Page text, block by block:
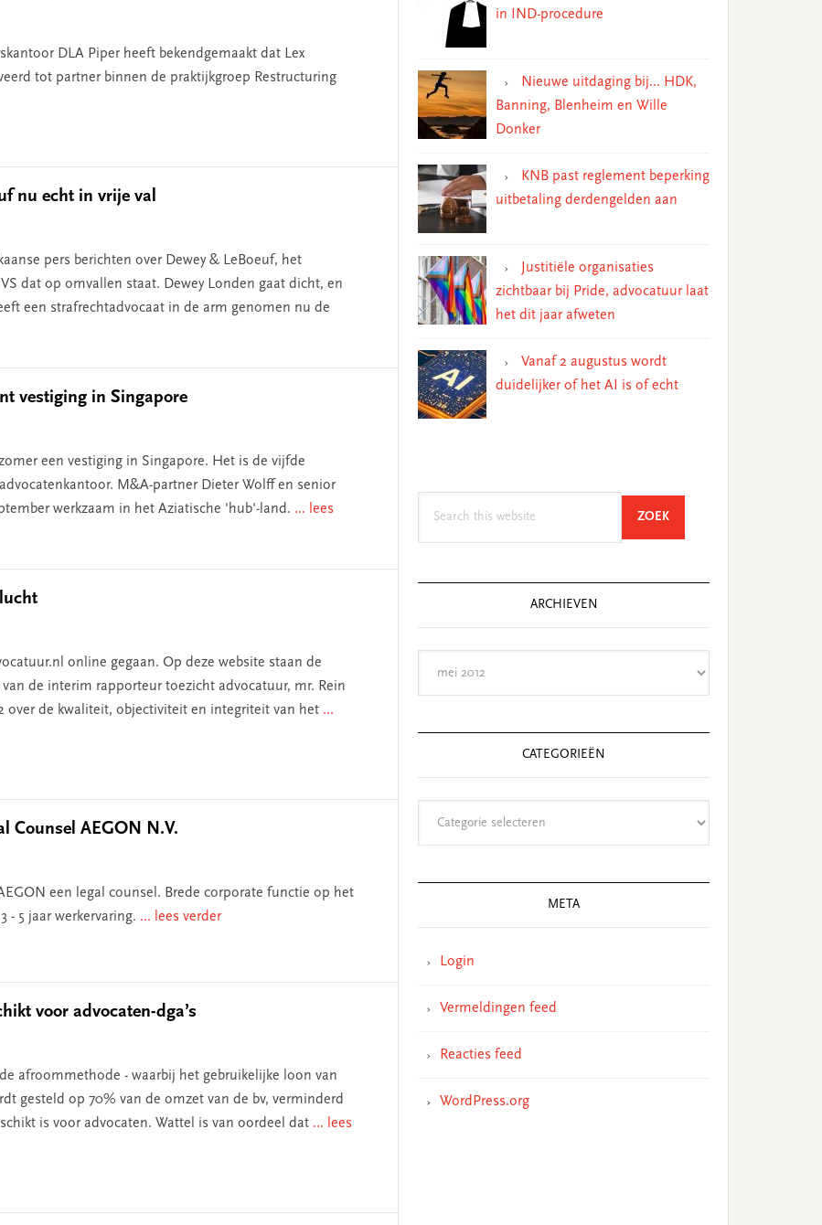
DLA Piper heeft bekendgemaakt dat Lex
tot partner binnen de praktijkgroep Restructuring
nu echt in vrije val
pers berichten over Dewey & LeBoeuf, het
dat op omvallen staat. Dewey Londen gaat dicht, en
een strafrechtadvocaat in de arm genomen nu de
vestiging in Singapore
een vestiging in Singapore. Het is de vijfde
M&A-partner Dieter Wolff en senior
werkzaam in het Aziatische 'hub'-land. ... lees
online gegaan. Op deze website staan de
de interim rapporteur toezicht advocatuur, mr. Rein
over de kwaliteit, objectiviteit en integriteit van het ...
Counsel AEGON N.V.
een legal counsel. Brede corporate functie op het
- 5 jaar werkervaring. ... lees verder
voor advocaten-dga’s
afroommethode - waarbij het gebruikelijke loon van
gesteld op 70% van de omzet van de bv, verminderd
is voor advocaten. Wattel is van oordeel dat ... lees
in IND-procedure
Nieuwe uitdaging bij… HDK,
Banning, Blenheim en Wille
Donker
KNB past reglement beperking
uitbetaling derdengelden aan
Justitiële organisaties
zichtbaar bij Pride, advocatuur laat
het dit jaar afweten
Vanaf 2 augustus wordt
duidelijker of het AI is of echt
ZOEKSEARCH
ARCHIEVEN
CATEGORIEËN
META
Login
Vermeldingen feed
Reacties feed
WordPress.org